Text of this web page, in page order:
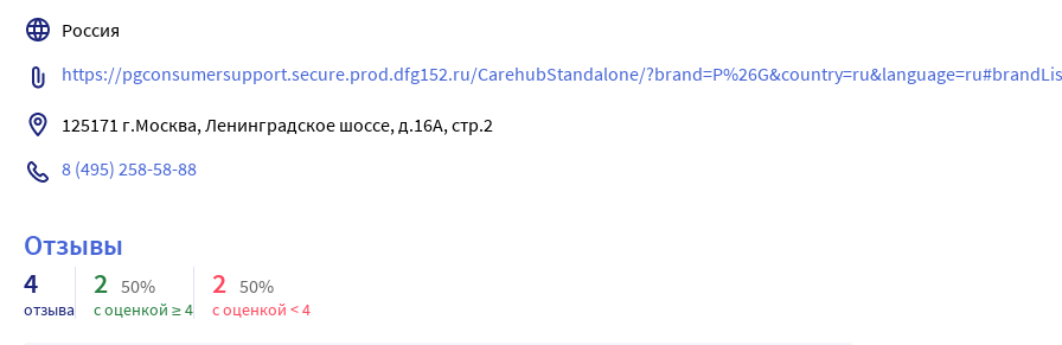
Россия
https://pgconsumersupport.secure.prod.dfg152.ru/CarehubStandalone/
8 (495) 258-58-88
Отзывы
4
отзыва
2 50%
с оценкой ≥ 4
2 50%
с оценкой < 4